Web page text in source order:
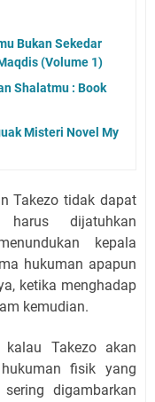
Bukan Sekedar
(Volume 1)
Shalatmu : Book
Misteri Novel My
Takezo tidak dapat
dijatuhkan
kepala
hukuman apapun
ketika menghadap
kemudian.
Takezo akan
fisik yang
digambarkan